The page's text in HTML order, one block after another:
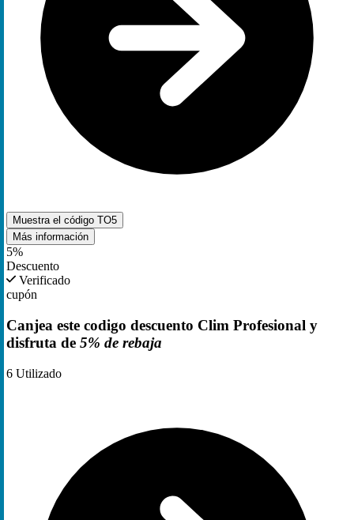
Muestra el código TO5
Más información
5%
Descuento
Verificado
cupón
Canjea este codigo descuento Clim Profesional y
disfruta de 5% de rebaja
6 Utilizado